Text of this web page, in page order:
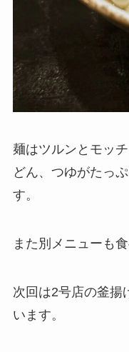
麺はツルンとモッ
どん、つゆがたっ
す。
また別メニューも
次回は2号店の釜揚
います。